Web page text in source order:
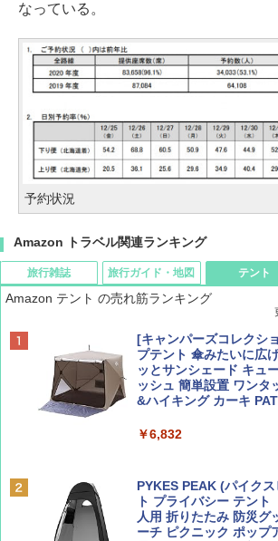
なっている。
予約状況
Amazon トラベル関連ランキング
旅行雑誌
ディズニーファン ２
誌] (ＤＩＳＮＥＹ ＦＡ
￥713
￥1,540
旅行ガイド・地図
D40 地球の歩き方 チェ
力的な町 2026～2027
￥2,079
￥2,479
テント
Amazon テント の売れ筋ランキング
[キャンパーズコレクシ
プテント 傘みたいに広
ッとサンシェード キュ
ッシュ 簡単設置 ワンタ
&ハイキング カーキ
￥6,832
PYKES PEAK (パイク
ト プライバシー テント
人用 折りたたみ 防災グ
ーチ ピクニック ポップ